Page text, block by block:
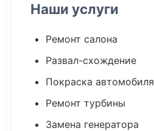
Наши услуги
Ремонт салона
Развал-схождение
Покраска автомобиля
Ремонт турбины
Замена генератора